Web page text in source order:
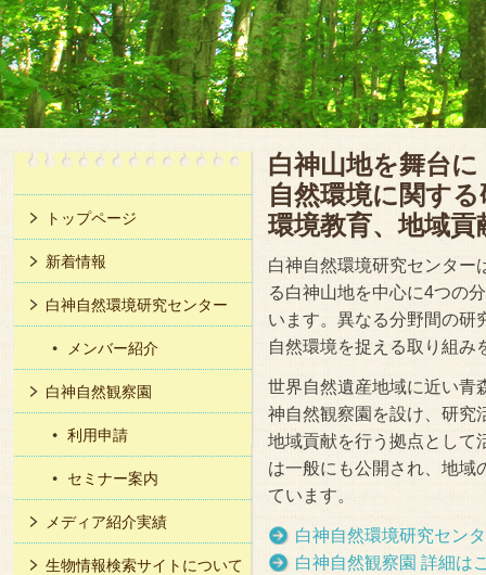
白神山地を舞台に
自然環境に関す
環境教育、地域
白神自然環境研究センター
る白神山地を中心に4つの
います。異なる分野間の研
自然環境を捉える取り組み
世界自然遺産地域に近い青
神自然観察園を設け、研究
地域貢献を行う拠点として
は一般にも公開され、地域
ています。
白神自然環境研究セン
白神自然観察園 詳細は
トップページ
新着情報
白神自然環境研究センター
メンバー紹介
白神自然観察園
利用申請
セミナー案内
メディア紹介実績
生物情報検索サイトについて